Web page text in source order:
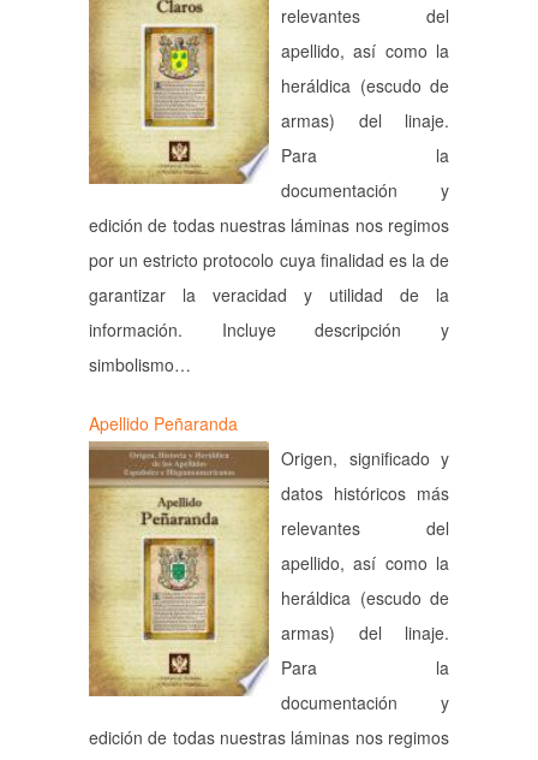
relevantes del
apellido, así como la
heráldica (escudo de
armas) del linaje.
Para la
documentación y
edición de todas nuestras láminas nos regimos
por un estricto protocolo cuya finalidad es la de
garantizar la veracidad y utilidad de la
información. Incluye descripción y
simbolismo…
Apellido Peñaranda
Origen, significado y
datos históricos más
relevantes del
apellido, así como la
heráldica (escudo de
armas) del linaje.
Para la
documentación y
edición de todas nuestras láminas nos regimos